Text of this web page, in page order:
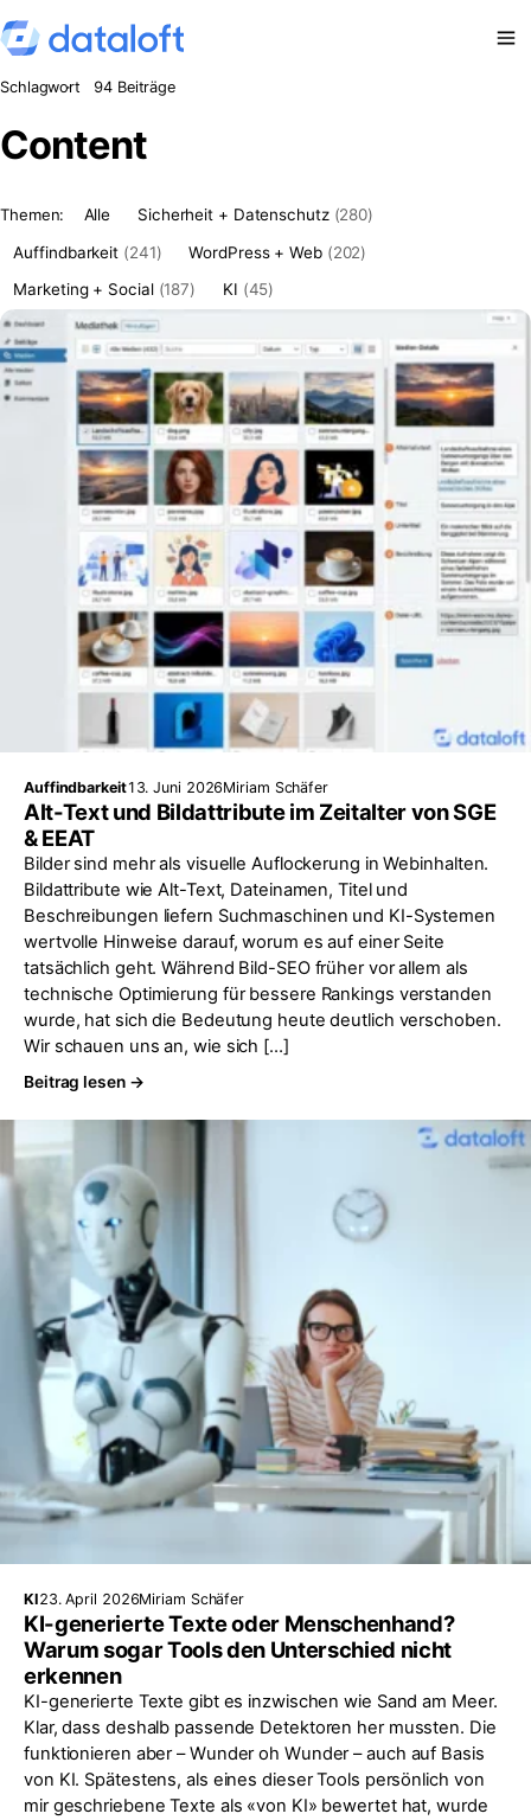
Zum Inhalt springen
Schlagwort 94 Beiträge
Content
Themen: Alle Sicherheit + Datenschutz (280)
Auffindbarkeit (241) WordPress + Web (202)
Marketing + Social (187) KI (45)
Auffindbarkeit13. Juni 2026Miriam Schäfer
Alt-Text und Bildattribute im Zeitalter von SGE
& EEAT
Bilder sind mehr als visuelle Auflockerung in Webinhalten.
Bildattribute wie Alt-Text, Dateinamen, Titel und
Beschreibungen liefern Suchmaschinen und KI-Systemen
wertvolle Hinweise darauf, worum es auf einer Seite
tatsächlich geht. Während Bild-SEO früher vor allem als
technische Optimierung für bessere Rankings verstanden
wurde, hat sich die Bedeutung heute deutlich verschoben.
Wir schauen uns an, wie sich […]
Beitrag lesen →
KI23. April 2026Miriam Schäfer
KI-generierte Texte oder Menschenhand?
Warum sogar Tools den Unterschied nicht
erkennen
KI-generierte Texte gibt es inzwischen wie Sand am Meer.
Klar, dass deshalb passende Detektoren her mussten. Die
funktionieren aber – Wunder oh Wunder – auch auf Basis
von KI. Spätestens, als eines dieser Tools persönlich von
mir geschriebene Texte als «von KI» bewertet hat, wurde